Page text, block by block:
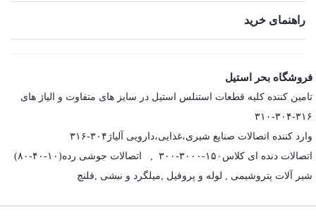
راهنمای خرید
فروشگاه بحر استیل
تامین کننده کلیه قطعات استنلس استیل در سایز های متفاوت و الیاژ های
۳۱۶-۳۰۴-۳۱۰
وارد کننده اتصالات صنایع شیری،غذایی،دارویی آلیاژ۳۰۴-۳۱۶
اتصالات دنده ای کلاس۱۵۰-۳۰۰۰-۳۰۰ , اتصالات جوشی رده(۱۰-۴۰-۸۰)
شیر آلات پتروشیمی , لوله و پروفیل ,میلگرد و نبشی ,فلنچ